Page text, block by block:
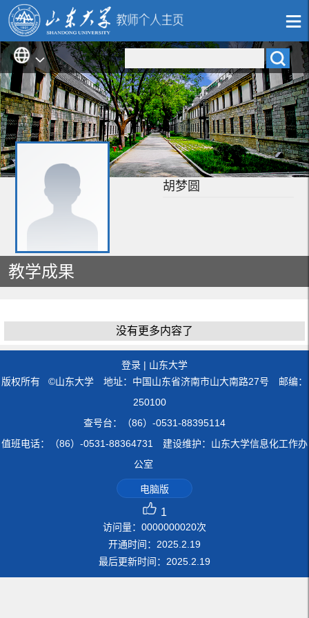
胡梦圆
教学成果
没有更多内容了
登录 | 山东大学
版权所有 ©山东大学 地址：中国山东省济南市山大南路27号 邮编：
250100
查号台：（86）-0531-88395114
值班电话：（86）-0531-88364731 建设维护：山东大学信息化工作办
公室
电脑版
1
访问量： 0000000020次
开通时间： 2025.2.19
最后更新时间： 2025.2.19